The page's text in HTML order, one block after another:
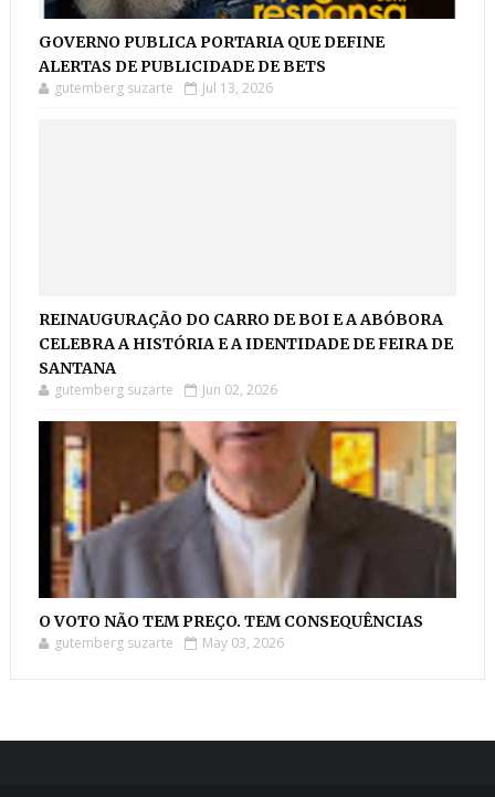
GOVERNO PUBLICA PORTARIA QUE DEFINE
ALERTAS DE PUBLICIDADE DE BETS
gutemberg suzarte Jul 13, 2026
REINAUGURAÇÃO DO CARRO DE BOI E A ABÓBORA
CELEBRA A HISTÓRIA E A IDENTIDADE DE FEIRA DE
SANTANA
gutemberg suzarte Jun 02, 2026
O VOTO NÃO TEM PREÇO. TEM CONSEQUÊNCIAS
gutemberg suzarte May 03, 2026